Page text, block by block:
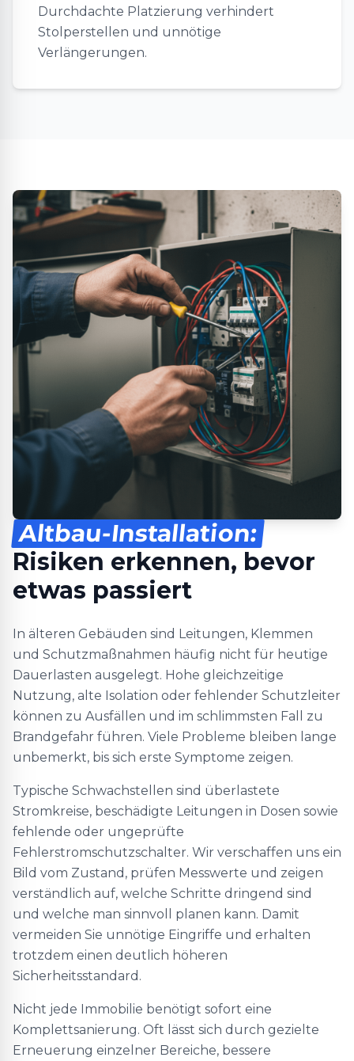
Durchdachte Platzierung verhindert
Stolperstellen und unnötige
Verlängerungen.
Altbau-Installation:
Risiken erkennen, bevor
etwas passiert
In älteren Gebäuden sind Leitungen, Klemmen
und Schutzmaßnahmen häufig nicht für heutige
Dauerlasten ausgelegt. Hohe gleichzeitige
Nutzung, alte Isolation oder fehlender Schutzleiter
können zu Ausfällen und im schlimmsten Fall zu
Brandgefahr führen. Viele Probleme bleiben lange
unbemerkt, bis sich erste Symptome zeigen.
Typische Schwachstellen sind überlastete
Stromkreise, beschädigte Leitungen in Dosen sowie
fehlende oder ungeprüfte
Fehlerstromschutzschalter. Wir verschaffen uns ein
Bild vom Zustand, prüfen Messwerte und zeigen
verständlich auf, welche Schritte dringend sind
und welche man sinnvoll planen kann. Damit
vermeiden Sie unnötige Eingriffe und erhalten
trotzdem einen deutlich höheren
Sicherheitsstandard.
Nicht jede Immobilie benötigt sofort eine
Komplettsanierung. Oft lässt sich durch gezielte
Erneuerung einzelner Bereiche, bessere